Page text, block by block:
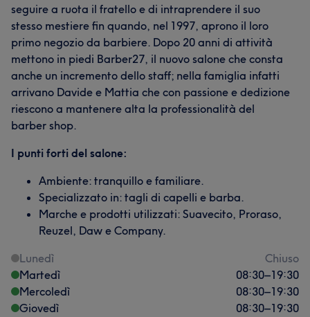
seguire a ruota il fratello e di intraprendere il suo
stesso mestiere fin quando, nel 1997, aprono il loro
primo negozio da barbiere. Dopo 20 anni di attività
mettono in piedi Barber27, il nuovo salone che consta
anche un incremento dello staff; nella famiglia infatti
arrivano Davide e Mattia che con passione e dedizione
riescono a mantenere alta la professionalità del
barber shop.
I punti forti del salone:
Ambiente: tranquillo e familiare.
Specializzato in: tagli di capelli e barba.
Marche e prodotti utilizzati: Suavecito, Proraso,
Reuzel, Daw e Company.
Lunedì
Chiuso
Martedì
08:30–19:30
Mercoledì
08:30–19:30
Giovedì
08:30–19:30